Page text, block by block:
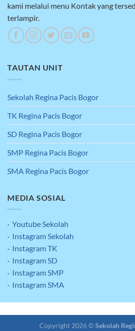
kami melalui menu Kontak yang
terlampir.
TAUTAN UNIT
Sekolah Regina Pacis Bogor
TK Regina Pacis Bogor
SD Regina Pacis Bogor
SMP Regina Pacis Bogor
SMA Regina Pacis Bogor
MEDIA SOSIAL
· Youtube Sekolah
· Instagram Sekolah
· Instagram TK
· Instagram SD
· Instagram SMP
· Instagram SMA
Copyright 2026 ©Sekolah